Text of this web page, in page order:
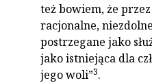
też bowiem, że
racjonalne,
postrzegane jako
jako istniejąca dla
jego woli”3.